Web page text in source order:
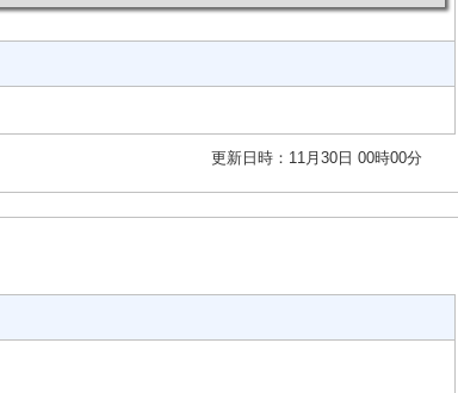
更新日時：11月30日 00時00分